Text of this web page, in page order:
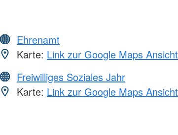
Ehrenamt
Karte: Link zur Google Maps Ansicht
Freiwilliges Soziales Jahr
Karte: Link zur Google Maps Ansicht